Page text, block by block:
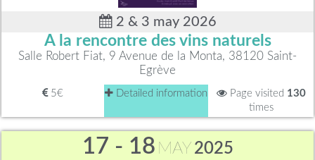
2 & 3 may 2026
A la rencontre des vins naturels
Salle Robert Fiat, 9 Avenue de la Monta, 38120 Saint-
Egrève
5€ Detailed information Page visited 130
times
17 - 18 MAY 2025